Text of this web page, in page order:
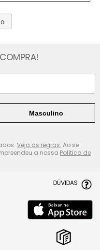
Masculino
Veja as regras. Ao se
a nossa Política de
DÚVIDAS